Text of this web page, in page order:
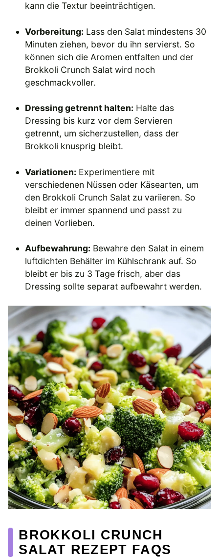
kann die Textur beeinträchtigen.
Vorbereitung: Lass den Salat mindestens 30
Minuten ziehen, bevor du ihn servierst. So
können sich die Aromen entfalten und der
Brokkoli Crunch Salat wird noch
geschmackvoller.
Dressing getrennt halten: Halte das
Dressing bis kurz vor dem Servieren
getrennt, um sicherzustellen, dass der
Brokkoli knusprig bleibt.
Variationen: Experimentiere mit
verschiedenen Nüssen oder Käsearten, um
den Brokkoli Crunch Salat zu variieren. So
bleibt er immer spannend und passt zu
deinen Vorlieben.
Aufbewahrung: Bewahre den Salat in einem
luftdichten Behälter im Kühlschrank auf. So
bleibt er bis zu 3 Tage frisch, aber das
Dressing sollte separat aufbewahrt werden.
BROKKOLI CRUNCH
SALAT REZEPT FAQS